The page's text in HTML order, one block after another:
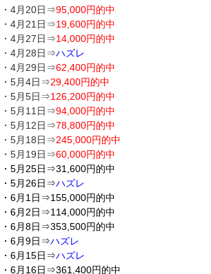
・4月20日⇒95,000円的中
・4月21日⇒19,600円的中
・4月27日⇒14,000円的中
・4月28日⇒ハズレ
・4月29日⇒62,400円的中
・5月4日⇒29,400円的中
・5月5日⇒126,200円的中
・5月11日⇒94,000円的中
・5月12日⇒78,800円的中
・5月18日⇒245,000円的中
・5月19日⇒60,000円的中
・5月25日⇒31,600円的中
・5月26日⇒ハズレ
・6月1日⇒155,000円的中
・6月2日⇒114,000円的中
・6月8日⇒353,500円的中
・6月9日⇒ハズレ
・6月15日⇒ハズレ
・6月16日⇒361,400円的中